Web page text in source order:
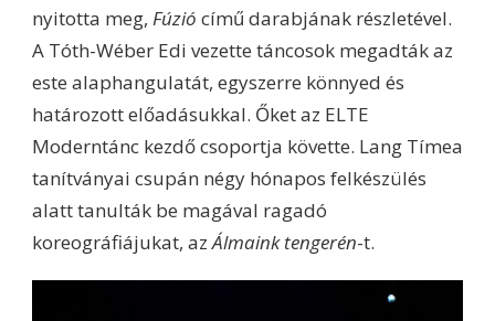
nyitotta meg, Fúzió című darabjának részletével.
A Tóth-Wéber Edi vezette táncosok megadták az
este alaphangulatát, egyszerre könnyed és
határozott előadásukkal. Őket az ELTE
Moderntánc kezdő csoportja követte. Lang Tímea
tanítványai csupán négy hónapos felkészülés
alatt tanulták be magával ragadó
koreográfiájukat, azÁlmaink tengerén-t.